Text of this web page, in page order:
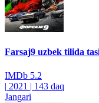
Farsaj9 uzbek tilida
IMDb 5.2
| 2021 | 143 daq
Jangari